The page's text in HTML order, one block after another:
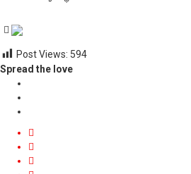
Post Views: 594
Spread the love